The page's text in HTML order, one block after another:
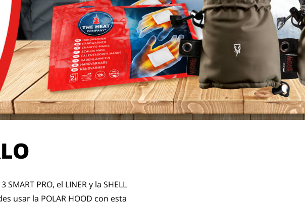
SMART PRO, el LINER y la SHELL
usar la POLAR HOOD con esta